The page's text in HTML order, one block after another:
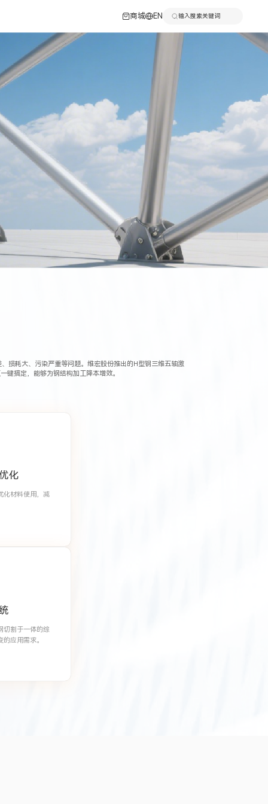
商城 EN
损耗大、污染严重等问题。维宏股份推出的H型钢三维五轴激
键搞定，能够为钢结构加工降本增效。
化
化材料使用，减
切割于一体的综
应用需求。